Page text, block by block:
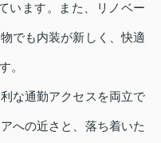
います。また、リノベー
でも内装が新しく、快適
。
な通勤アクセスを両立で
への近さと、落ち着いた